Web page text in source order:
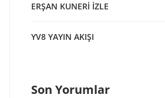
ERŞAN KUNERİ İZLE
YV8 YAYIN AKIŞI
Son Yorumlar